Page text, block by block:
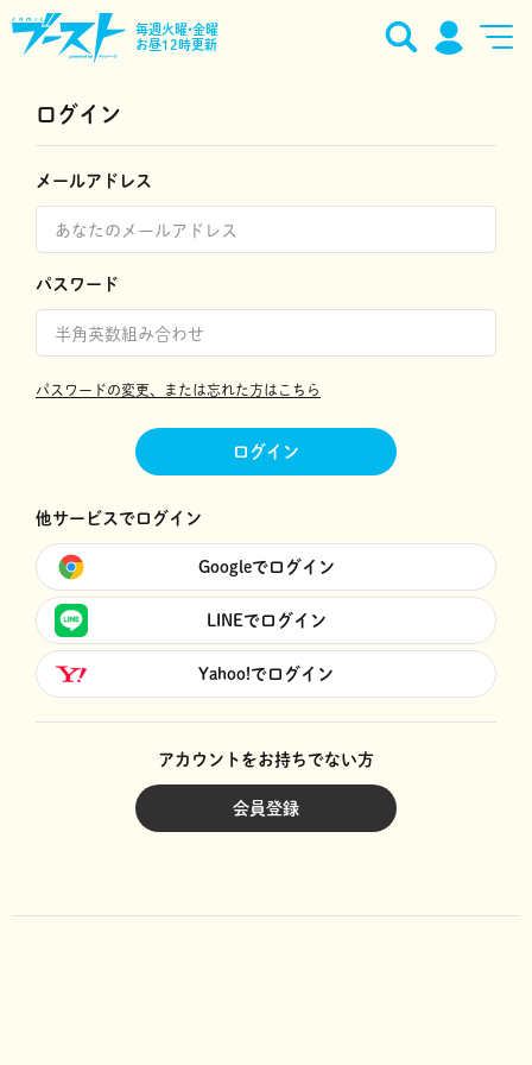
毎週火曜•金曜
お昼12時更新
ログイン
メールアドレス
パスワード
パスワードの変更、または忘れた方はこちら
ログイン
他サービスでログイン
Googleでログイン
LINEでログイン
Yahoo!でログイン
アカウントをお持ちでない方
会員登録